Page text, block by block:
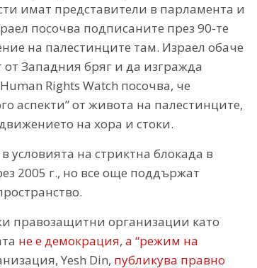
имат представители в парламента и
посочва подписаните през 90-те
на палестинците там. Израел обаче
Западния бряг и да изгражда
Rights Watch посочва, че
аспекти” от живота на палестинците,
на хора и стоки.
на стриктна блокада в
2005 г., но все още поддържат
правозащитни организации като
не е демокрация, а “режим на
Yesh Din, публикува правно